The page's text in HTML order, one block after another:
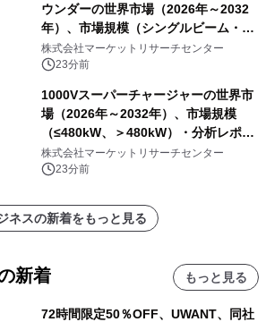
ウンダーの世界市場（2026年～2032
年）、市場規模（シングルビーム・エ
コーサウンダー、マルチビーム・エコ
ーサウンダー）・分析レポートを発表
株式会社マーケットリサーチセンター
23分前
1000Vスーパーチャージャーの世界市
場（2026年～2032年）、市場規模
（≤480kW、＞480kW）・分析レポー
トを発表
株式会社マーケットリサーチセンター
23分前
ネスの新着をもっと見る
新着 もっと見る
72時間限定50％OFF、UWANT、同社